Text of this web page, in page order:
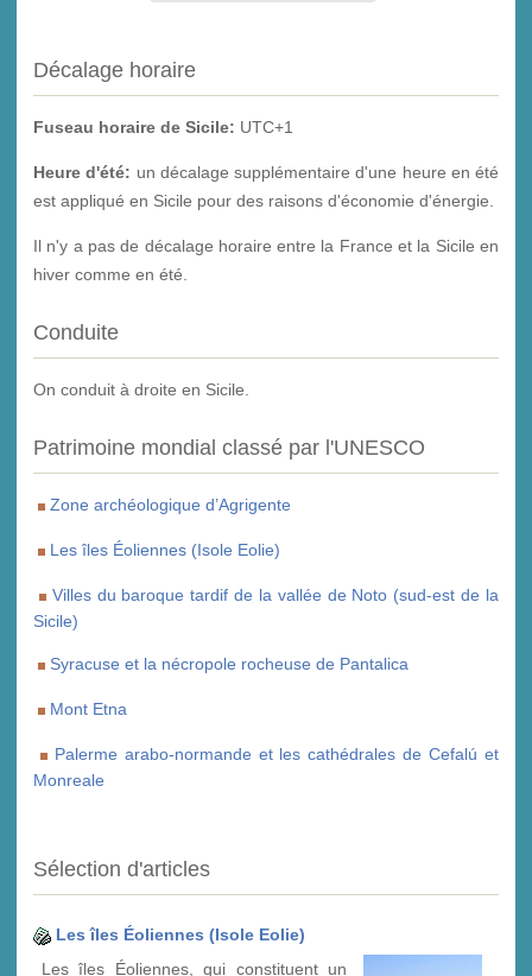
Décalage horaire
Fuseau horaire de Sicile: UTC+1
Heure d'été: un décalage supplémentaire d'une heure en été
est appliqué en Sicile pour des raisons d'économie d'énergie.
Il n'y a pas de décalage horaire entre la France et la Sicile en
hiver comme en été.
Conduite
On conduit à droite en Sicile.
Patrimoine mondial classé par l'UNESCO
Zone archéologique d’Agrigente
Les îles Éoliennes (Isole Eolie)
Villes du baroque tardif de la vallée de Noto (sud-est de la
Sicile)
Syracuse et la nécropole rocheuse de Pantalica
Mont Etna
Palerme arabo-normande et les cathédrales de Cefalú et
Monreale
Sélection d'articles
Les îles Éoliennes (Isole Eolie)
Les îles Éoliennes, qui constituent un